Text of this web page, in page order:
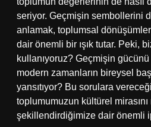
seriyor. Geçmişin sembollerini
anlamak, toplumsal
dair önemli bir ışık tutar. Peki,
kullanıyoruz? Geçmişin
modern zamanların bireysel
yansıtıyor? Bu sorulara
toplumumuzun kültürel mirasını
şekillendirdiğimize dair önemli